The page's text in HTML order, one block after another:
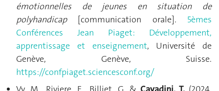
émotionnelles de jeunes en situation de
polyhandicap[communication orale]. 5èmes
Conférences Jean Piaget: Développement,
apprentissage et enseignement, Université de
Genève, Genève, Suisse.
https://confpiaget.sciencesconf.org/